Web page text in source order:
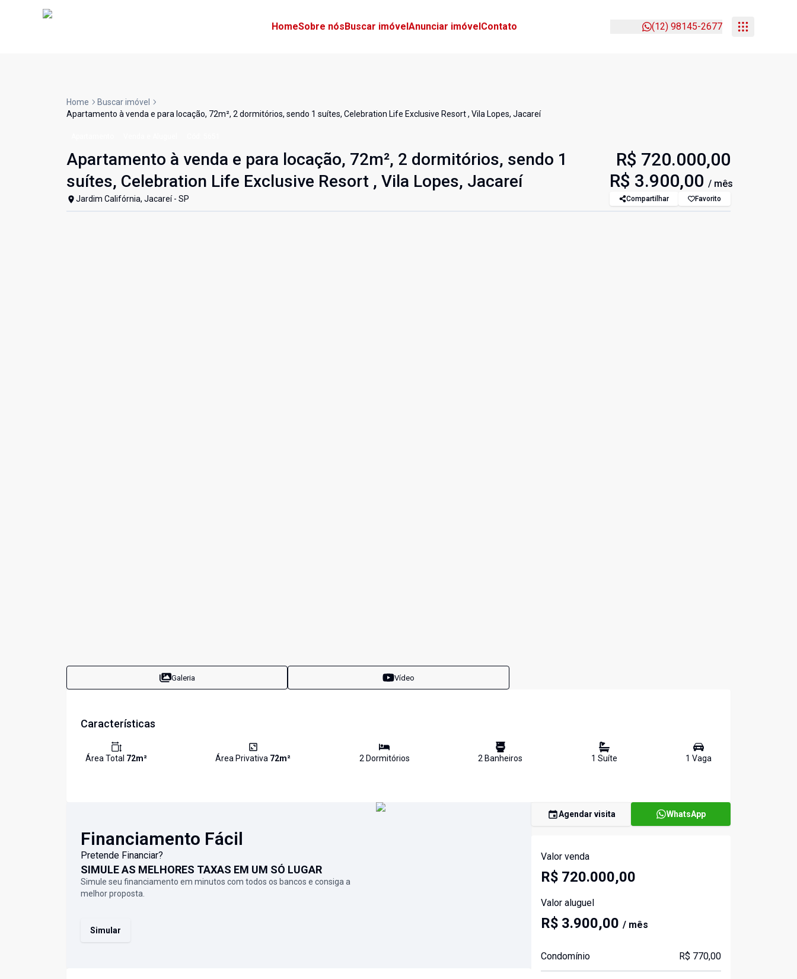
HomeSobre nósBuscar imóvelAnunciar imóvelContato (12) 98145-2677
Home
Buscar imóvel
Apartamento à venda e para locação, 72m², 2 dormitórios, sendo 1 suítes, Celebration Life Exclusive Resort , Vila Lopes, Jacareí
Apartamento à venda e para locação, 72m², 2 dormitórios, sendo 1
suítes, Celebration Life Exclusive Resort , Vila Lopes, Jacareí
Jardim Califórnia, Jacareí - SP
R$ 720.000,00
R$ 3.900,00 / mês
Compartilhar Favorito
Galeria Vídeo
Características
Área Total 72m² Área Privativa 72m² 2Dormitórios 2 Banheiros 1 Suíte 1 Vaga
Financiamento Fácil
Pretende Financiar?
SIMULE AS MELHORES TAXAS EM UM SÓ LUGAR
Simule seu financiamento em minutos com todos os bancos e consiga a
melhor proposta.
Simular
Agendar visita WhatsApp
Valor venda
R$ 720.000,00
Valor aluguel
R$ 3.900,00 / mês
Condomínio R$ 770,00